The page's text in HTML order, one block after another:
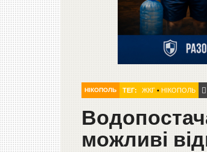
НІКОПОЛЬ ТЕГ: ЖКГ• НІКОПОЛЬ
можливі